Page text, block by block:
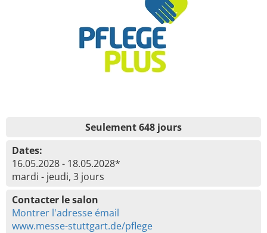
Seulement 648 jours
Dates:
16.05.2028 - 18.05.2028*
mardi - jeudi, 3 jours
Contacter le salon
Montrer l'adresse émail
www.messe-stuttgart.de/pflege